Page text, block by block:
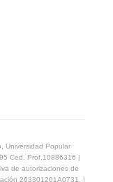
Universidad Popular
Ced. Prof.10886316 |
de autorizaciones de
263301201A0731. |